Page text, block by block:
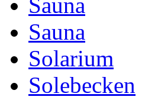
Sauna
Solarium
Solebecken